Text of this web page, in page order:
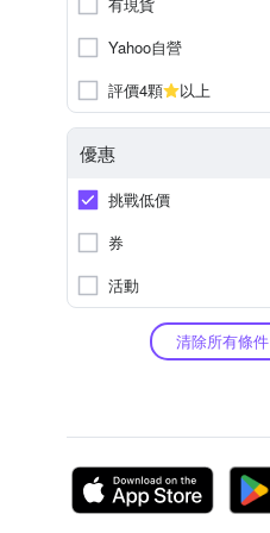
Yahoo自營
評價4顆
以上
優惠
挑戰低價
券
活動
清除所有條件